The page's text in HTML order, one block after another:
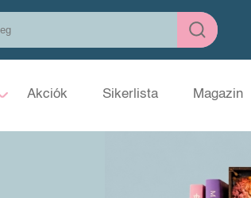
Akciók Sikerlista Magazin